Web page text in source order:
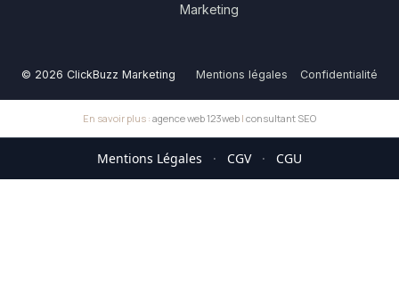
Marketing
© 2026 ClickBuzz Marketing Mentions légales Confidentialité
En savoir plus : agence web 123web | consultant SEO
Mentions Légales · CGV · CGU